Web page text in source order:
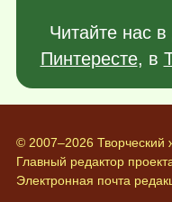
Читайте нас в
Пинтересте, в
© 2007–2026 Творческий
Главный редактор
Электронная почта